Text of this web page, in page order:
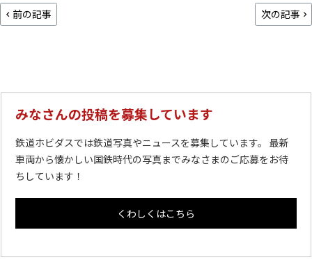
前の記事 次の記事
みなさんの投稿を募集しています
鉄道ホビダスでは鉄道写真やニュースを募集しています。 最新
車両から懐かしい国鉄時代の写真までみなさまのご応募をお待
ちしています！
くわしくはこちら